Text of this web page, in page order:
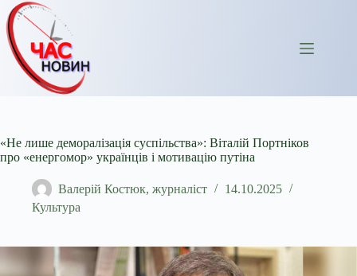
Перейти
до
вмісту
«Не лише деморалізація суспільства»: Віталій Портніков
про «енергомор» українців і мотивацію путіна
Валерій Костюк, журналіст
14.10.2025
Культура